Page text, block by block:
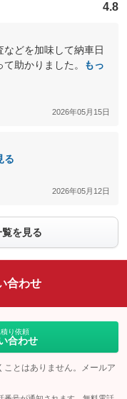
4.8
どを加味して納車日
助かりました。
もっ
2026年05月15日
る
2026年05月12日
を見る
合わせ
り依頼
合わせ
ことはありません。メールア